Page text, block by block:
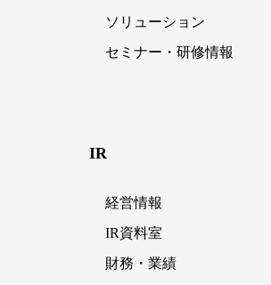
ソリューション
セミナー・研修情報
IR
経営情報
IR資料室
財務・業績